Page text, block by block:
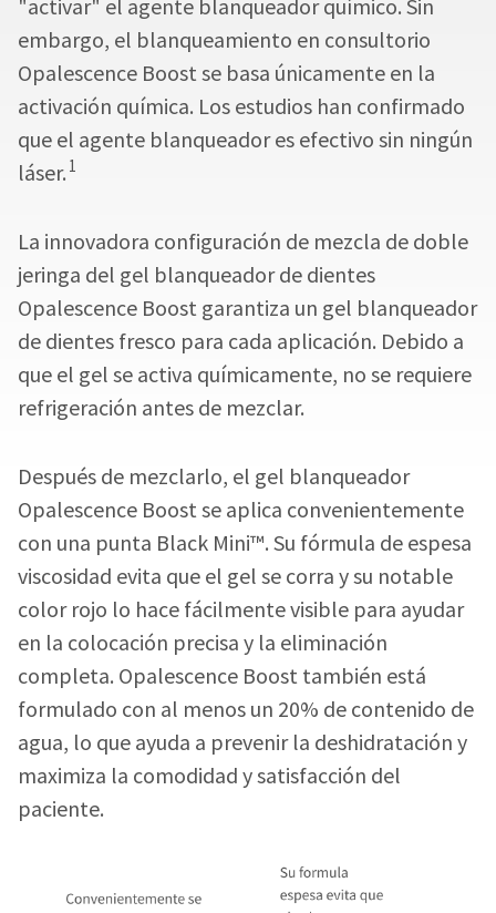
"activar" el agente blanqueador químico. Sin
embargo, el blanqueamiento en consultorio
Opalescence Boost se basa únicamente en la
activación química. Los estudios han confirmado
que el agente blanqueador es efectivo sin ningún
láser. 1
La innovadora configuración de mezcla de doble
jeringa del gel blanqueador de dientes
Opalescence Boost garantiza un gel blanqueador
de dientes fresco para cada aplicación. Debido a
que el gel se activa químicamente, no se requiere
refrigeración antes de mezclar.
Después de mezclarlo, el gel blanqueador
Opalescence Boost se aplica convenientemente
con una punta Black Mini™. Su fórmula de espesa
viscosidad evita que el gel se corra y su notable
color rojo lo hace fácilmente visible para ayudar
en la colocación precisa y la eliminación
completa. Opalescence Boost también está
formulado con al menos un 20% de contenido de
agua, lo que ayuda a prevenir la deshidratación y
maximiza la comodidad y satisfacción del
paciente.